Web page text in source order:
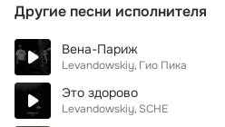
Другие песни исполнителя
Вена-Париж
Levandowskiy Гио Пика
Это здорово
Levandowskiy SCHE